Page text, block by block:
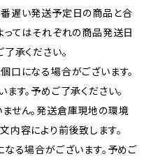
遅い発送予定日の商品と合
ってはそれぞれの商品発送日
承ください。
になる場合がございます。
す。予めご了承ください。
せん。発送倉庫現地の環境
内容により前後致します。
る場合がございます。予めご